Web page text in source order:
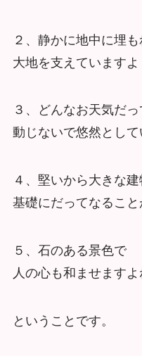
２、静かに地中に埋
大地を支えていますよ
３、どんなお天気だっ
動じないで悠然とし
４、堅いから大きな
基礎にだってなるこ
５、石のある景色で
人の心も和ませますよ
ということです。